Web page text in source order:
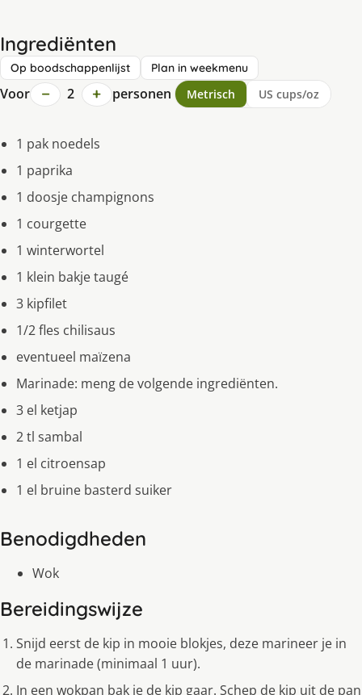
Ingrediënten
Op boodschappenlijst Plan in weekmenu
Voor − 2 + personen Metrisch US cups/oz
1 pak noedels
1 paprika
1 doosje champignons
1 courgette
1 winterwortel
1 klein bakje taugé
3 kipfilet
1/2 fles chilisaus
eventueel maïzena
Marinade: meng de volgende ingrediënten.
3 el ketjap
2 tl sambal
1 el citroensap
1 el bruine basterd suiker
Benodigdheden
Wok
Bereidingswijze
Snijd eerst de kip in mooie blokjes, deze marineer je in
de marinade (minimaal 1 uur).
In een wokpan bak je de kip gaar. Schep de kip uit de pan